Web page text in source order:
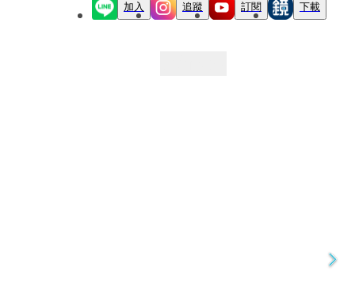
加入 追蹤 訂閱 下載